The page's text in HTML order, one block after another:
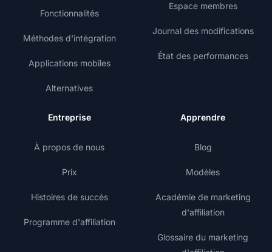
Fonctionnalités
Méthodes d'intégration
Applications mobiles
Alternatives
Espace membres
Journal des modifications
État des performances
Entreprise
À propos de nous
Prix
Histoires de succès
Programme d'affiliation
Apprendre
Blog
Modèles
Académie de marketing
d'affiliation
Glossaire du marketing